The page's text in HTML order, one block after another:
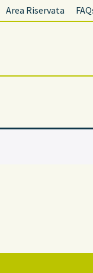
Area Riservata